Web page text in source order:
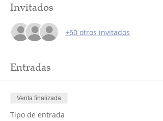
Invitados
+60 otros invitados
Entradas
Venta finalizada
Tipo de entrada